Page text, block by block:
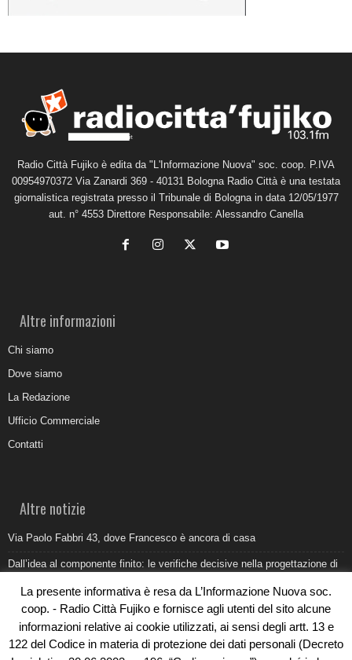
Radio Città Fujiko è edita da "L'Informazione Nuova" soc. coop. P.IVA
00954970372 Via Zanardi 369 - 40131 Bologna Radio Città è una testata
giornalistica registrata presso il Tribunale di Bologna in data 12/05/1977
aut. n° 4553 Direttore Responsabile: Alessandro Canella
Altre informazioni
Chi siamo
Dove siamo
La Redazione
Ufficio Commerciale
Contatti
Altre notizie
Via Paolo Fabbri 43, dove Francesco è ancora di casa
Dall’idea al componente finito: le verifiche decisive nella progettazione di
Belvedere Marittimo e il report ARPACAL 2026 sulla qualità del mare
Come organizzare e allestire una camera ardente per l’ultimo saluto
La presente informativa è resa da L’Informazione Nuova soc.
coop. - Radio Città Fujiko e fornisce agli utenti del sito alcune
informazioni relative ai cookie utilizzati, ai sensi degli artt. 13 e
122 del Codice in materia di protezione dei dati personali (Decreto